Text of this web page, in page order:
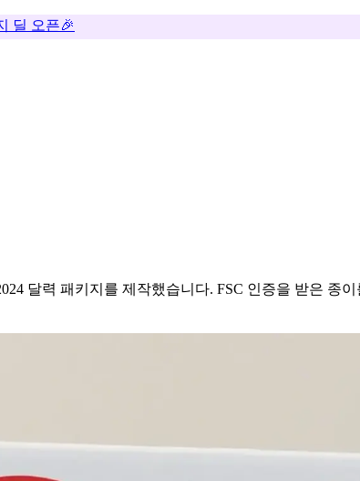
딜 오픈🎉
달력 패키지를 제작했습니다. FSC 인증을 받은 종